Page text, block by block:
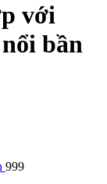
với
bần
999